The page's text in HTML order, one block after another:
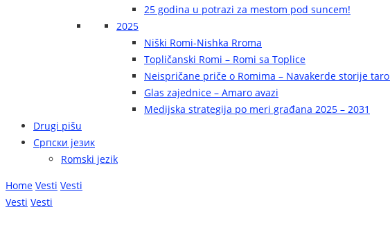
25 godina u potrazi za mestom pod suncem!
2025
Niški Romi-Nishka Rroma
Topličanski Romi – Romi sa Toplice
Neispričane priče o Romima – Navakerde storije
Glas zajednice – Amaro avazi
Medijska strategija po meri građana 2025 – 2031
Drugi pišu
Српски језик
Romski jezik
Home Vesti Vesti
Vesti Vesti